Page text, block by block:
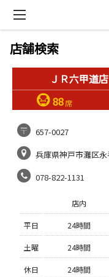
店舗検索
ＪＲ六甲道店
88席
657-0027
兵庫県神戸市灘区
078-822-1131
店内
平日 24時間
土曜 24時間
休日 24時間